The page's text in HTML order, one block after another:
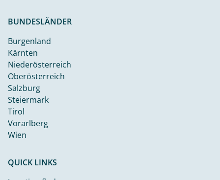
BUNDESLÄNDER
Burgenland
Kärnten
Niederösterreich
Oberösterreich
Salzburg
Steiermark
Tirol
Vorarlberg
Wien
QUICK LINKS